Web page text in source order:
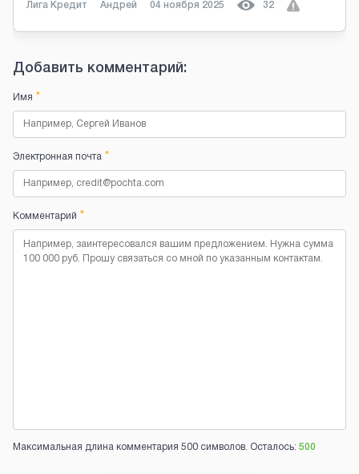
Лига Кредит Андрей 04 ноября 2025 32
Добавить комментарий:
Имя *
Электронная почта *
Комментарий *
Максимальная длина комментария 500 символов. Осталось: 500